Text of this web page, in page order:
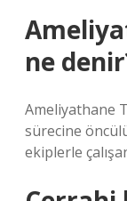
ne
Ameliyathane
sürecine
ekiplerle